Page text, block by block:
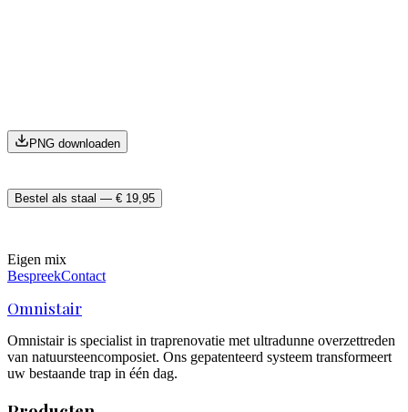
PNG downloaden
Bestel als staal — € 19,95
Eigen mix
BespreekContact
Omnistair
Omnistair is specialist in traprenovatie met ultradunne overzettreden
van natuursteencomposiet. Ons gepatenteerd systeem transformeert
uw bestaande trap in één dag.